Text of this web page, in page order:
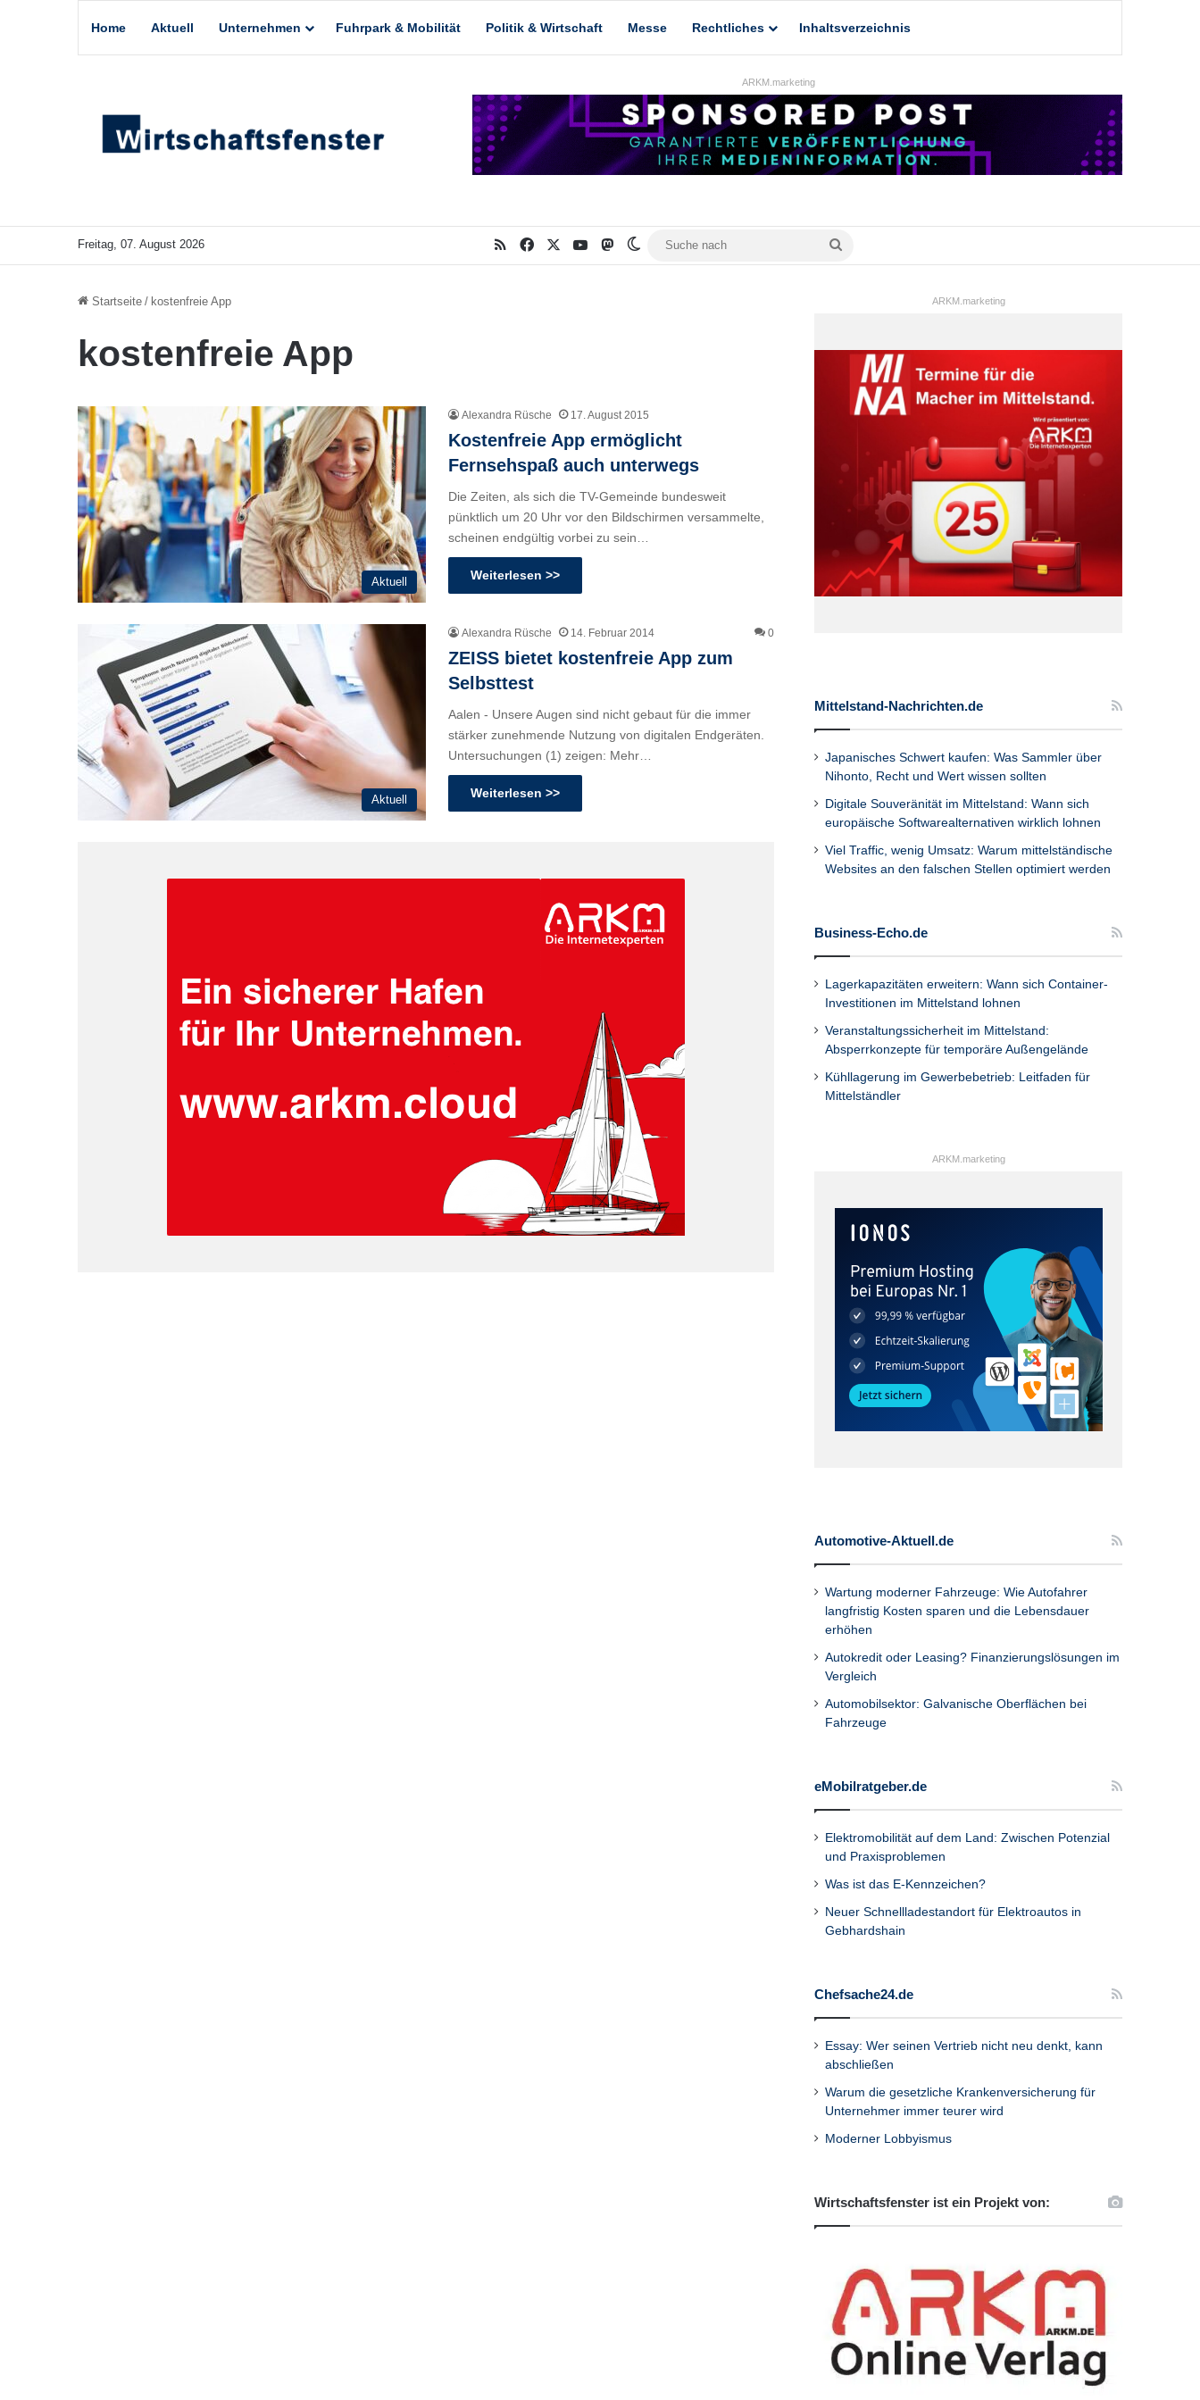
Home Aktuell Unternehmen Fuhrpark & Mobilität Politik & Wirtschaft Messe Rechtliches Inhaltsverzeichnis
ARKM.marketing
Freitag, 07. August 2026 RSS Facebook YouTubeMastodonSkin umschalten
Startseite / kostenfreie App
kostenfreie App
Aktuell
Alexandra Rüsche 17. August 2015
Kostenfreie App ermöglicht
Fernsehspaß auch unterwegs
Die Zeiten, als sich die TV-Gemeinde bundesweit
pünktlich um 20 Uhr vor den Bildschirmen versammelte,
scheinen endgültig vorbei zu sein…
Weiterlesen >>
Aktuell
Alexandra Rüsche 14. Februar 2014 0
ZEISS bietet kostenfreie App zum
Selbsttest
Aalen - Unsere Augen sind nicht gebaut für die immer
stärker zunehmende Nutzung von digitalen Endgeräten.
Untersuchungen (1) zeigen: Mehr…
Weiterlesen >>
ARKM.marketing
Mittelstand-Nachrichten.de
Japanisches Schwert kaufen: Was Sammler über
Nihonto, Recht und Wert wissen sollten
Digitale Souveränität im Mittelstand: Wann sich
europäische Softwarealternativen wirklich lohnen
Viel Traffic, wenig Umsatz: Warum mittelständische
Websites an den falschen Stellen optimiert werden
Business-Echo.de
Lagerkapazitäten erweitern: Wann sich Container-
Investitionen im Mittelstand lohnen
Veranstaltungssicherheit im Mittelstand:
Absperrkonzepte für temporäre Außengelände
Kühllagerung im Gewerbebetrieb: Leitfaden für
Mittelständler
ARKM.marketing
Automotive-Aktuell.de
Wartung moderner Fahrzeuge: Wie Autofahrer
langfristig Kosten sparen und die Lebensdauer
erhöhen
Autokredit oder Leasing? Finanzierungslösungen im
Vergleich
Automobilsektor: Galvanische Oberflächen bei
Fahrzeuge
eMobilratgeber.de
Elektromobilität auf dem Land: Zwischen Potenzial
und Praxisproblemen
Was ist das E-Kennzeichen?
Neuer Schnellladestandort für Elektroautos in
Gebhardshain
Chefsache24.de
Essay: Wer seinen Vertrieb nicht neu denkt, kann
abschließen
Warum die gesetzliche Krankenversicherung für
Unternehmer immer teurer wird
Moderner Lobbyismus
Wirtschaftsfenster ist ein Projekt von: